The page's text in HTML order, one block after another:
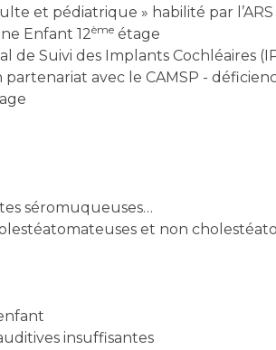
et pédiatrique » habilité par l’ARS
Enfant 12ème étage
Suivi des Implants Cochléaires
avec le CAMSP -
séromuqueuses…
et non
insuffisantes